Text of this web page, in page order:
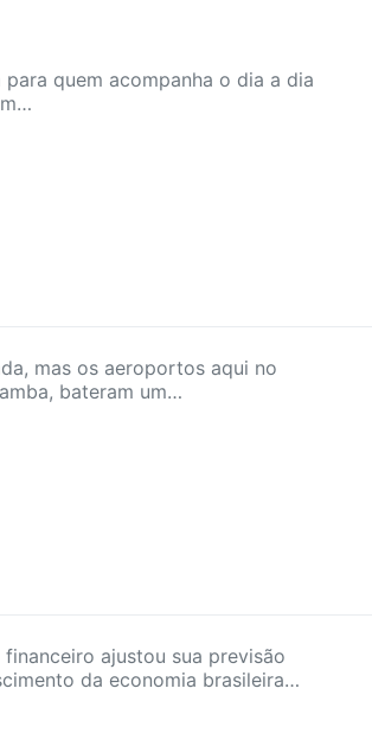
para quem acompanha o dia a dia
mas os aeroportos aqui no
bateram um…
financeiro ajustou sua previsão
da economia brasileira…